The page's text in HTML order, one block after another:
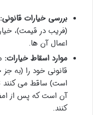
بررسی خیارات قانونی:
(فریب در قیمت)،
اعمال آن ها.
موارد اسقاط خیارات:
قانونی خود را (به
است) ساقط می کنند
آن است که پس از
کنند.